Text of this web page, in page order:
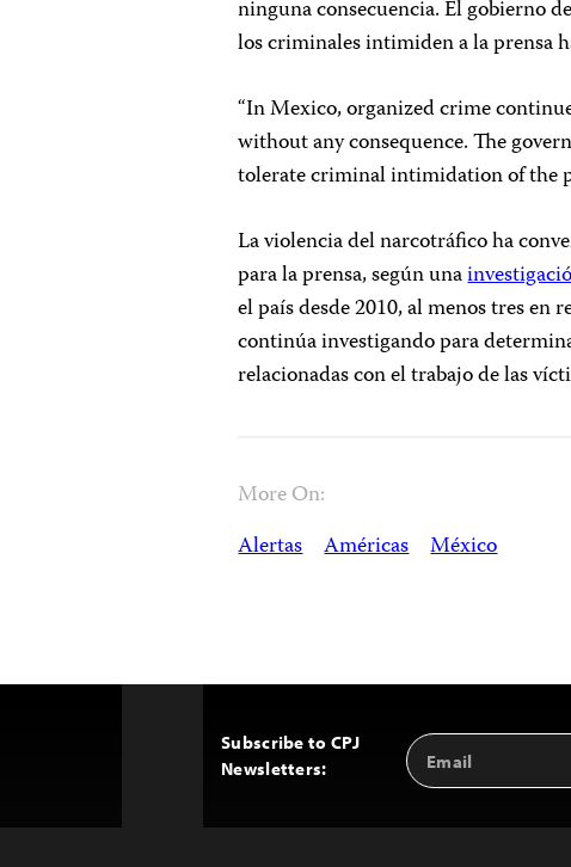
ninguna consecuencia. El gobierno
los criminales intimiden a la prensa
“In Mexico, organized crime
without any consequence. The
tolerate criminal intimidation of the
La violencia del narcotráfico ha
para la prensa, según una
el país desde 2010, al menos tres
continúa investigando para
relacionadas con el trabajo de las
More On:
Alertas Américas México
Subscribe to CPJ
Newsletters:
Email
Address